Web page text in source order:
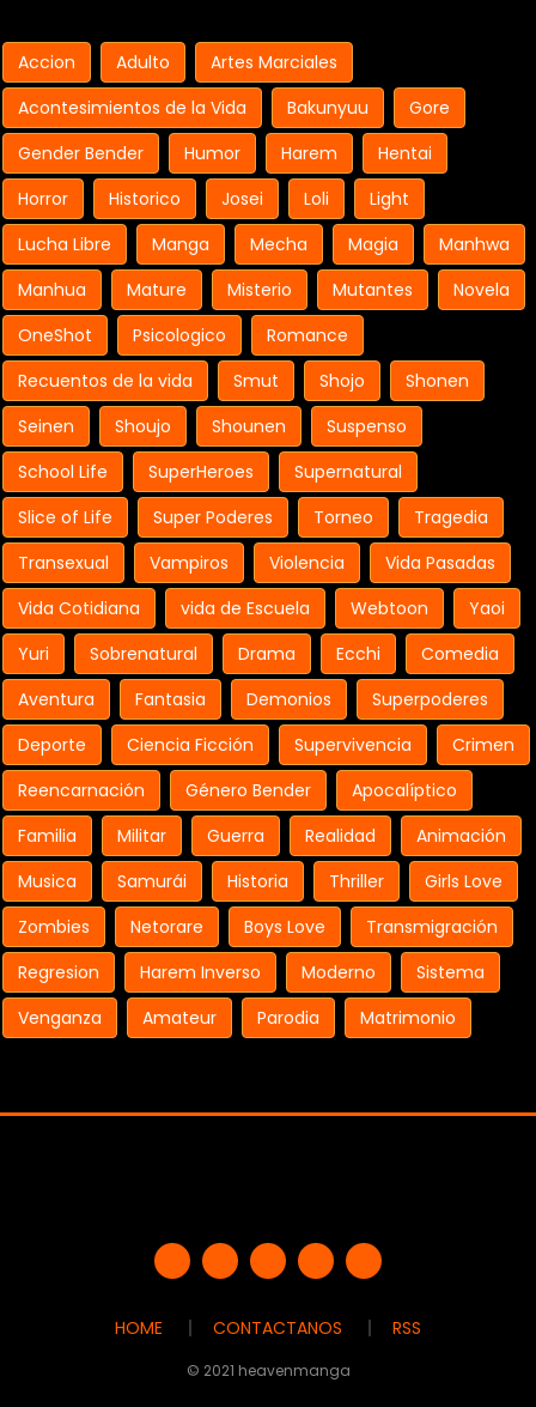
Accion Adulto
Artes Marciales
Acontesimientos de la Vida
Bakunyuu
Gore
Gender Bender
Humor Harem
Hentai
Horror
Historico Josei Loli
Light
Lucha Libre
Manga Mecha Magia
Manhwa
Manhua
Mature Misterio Mutantes
Novela
OneShot
Psicologico
Romance
Recuentos de la vida
Smut Shojo
Shonen
Seinen
Shoujo Shounen
Suspenso
School Life
SuperHeroes
Supernatural
Slice of Life
Super Poderes Torneo
Tragedia
Transexual
Vampiros Violencia
Vida Pasadas
Vida Cotidiana
vida de Escuela Webtoon
Yaoi
Yuri
Sobrenatural Drama Ecchi
Comedia
Aventura
Fantasia Demonios
Superpoderes
Deporte
Ciencia Ficción Supervivencia
Crimen
Reencarnación
Género Bender
Apocalíptico
Familia
Militar Guerra Realidad
Animación
Musica
Samurái Historia Thriller
Girls Love
Zombies
Netorare Boys Love
Transmigración
Regresion
Harem Inverso Moderno
Sistema
Venganza
Amateur Parodia Matrimonio
HOME CONTACTANOS RSS
© 2021 heavenmanga